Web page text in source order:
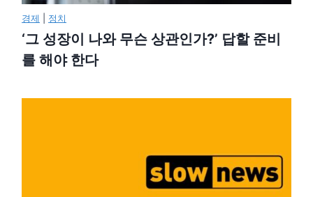
경제 정치
‘그 성장이 나와 무슨 상관인가?’ 답할 준비
를 해야 한다